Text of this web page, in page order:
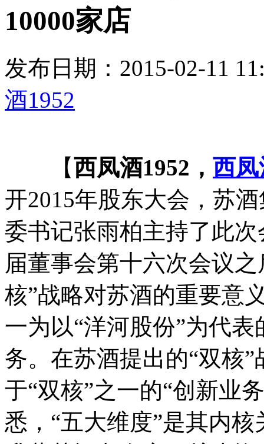
10000家店
发布日期：2015-02-11
酒1952
【西凤酒1952， 西
开2015年股东大会，苏
委书记张雨柏主持了此
届董事会第十六次会议之
核”战略对苏酒的重要意
一为以“洋河股份”为代
务。在苏酒提出的“双核
于“双核”之一的“创新业
悉，“五大维度”是其内